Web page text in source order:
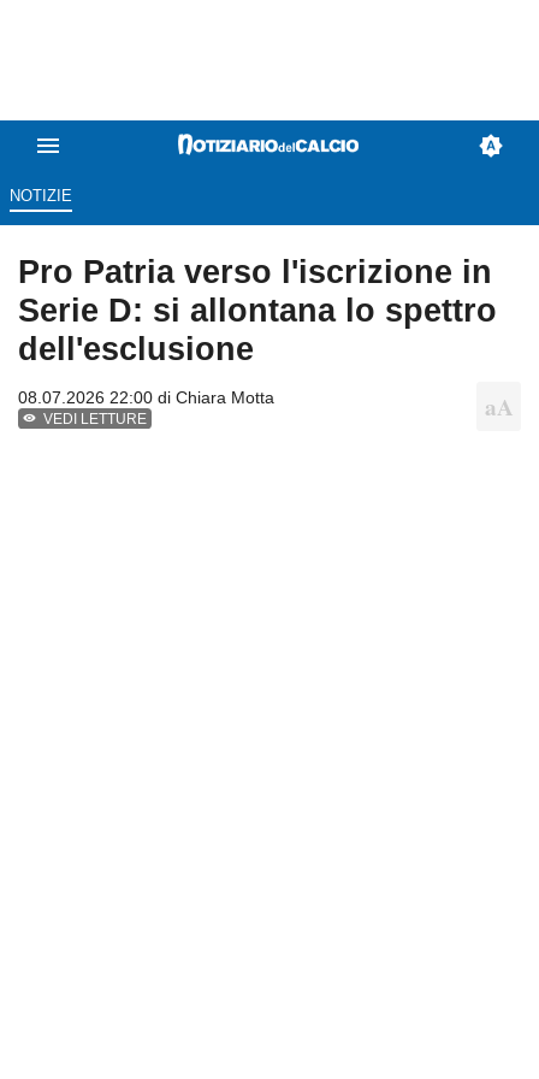
NOTIZIE
Pro Patria verso l'iscrizione in
Serie D: si allontana lo spettro
dell'esclusione
08.07.2026 22:00 di Chiara Motta
VEDI LETTURE